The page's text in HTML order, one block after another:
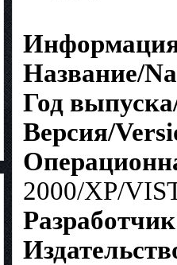
Название/
Год
Версия/
2000/XP/